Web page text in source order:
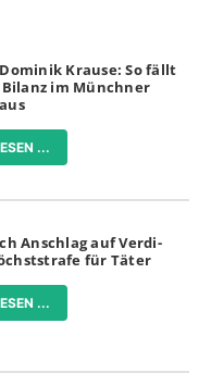
Dominik Krause: So fällt
im Münchner
...
Anschlag auf Verdi-
für Täter
...